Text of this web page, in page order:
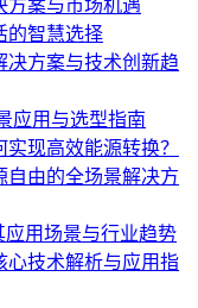
方案与市场机遇
的智慧选择
决方案与技术创新趋
应用与选型指南
现高效能源转换？
自由的全场景解决方
应用场景与行业趋势
心技术解析与应用指